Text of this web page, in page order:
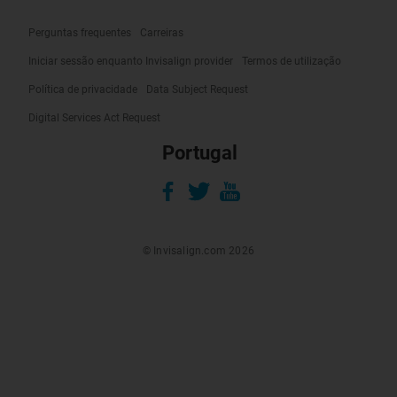
Perguntas frequentes Carreiras
Iniciar sessão enquanto Invisalign provider Termos de utilização
Política de privacidade Data Subject Request
Digital Services Act Request
Portugal
© Invisalign.com 2026